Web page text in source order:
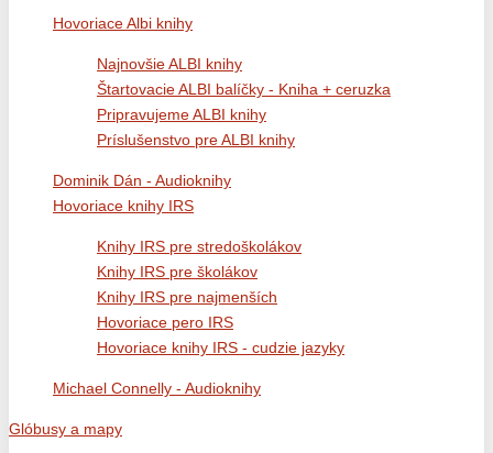
Hovoriace Albi knihy
Najnovšie ALBI knihy
Štartovacie ALBI balíčky - Kniha + ceruzka
Pripravujeme ALBI knihy
Príslušenstvo pre ALBI knihy
Dominik Dán - Audioknihy
Hovoriace knihy IRS
Knihy IRS pre stredoškolákov
Knihy IRS pre školákov
Knihy IRS pre najmenších
Hovoriace pero IRS
Hovoriace knihy IRS - cudzie jazyky
Michael Connelly - Audioknihy
Glóbusy a mapy